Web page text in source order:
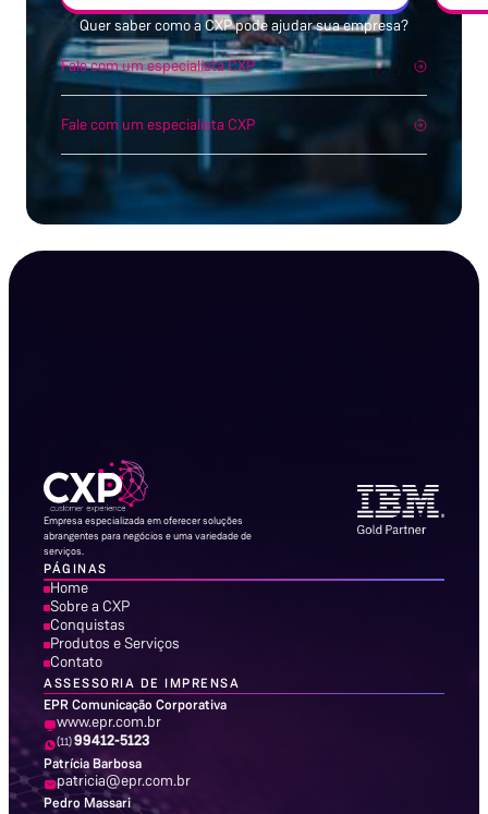
Quer saber como a CXP pode ajudar sua empresa?
Fale com um especialista CXP
Fale com um especialista CXP
Empresa especializada em oferecer soluções
abrangentes para negócios e uma variedade de
serviços.
PÁGINAS
Home
Sobre a CXP
Conquistas
Produtos e Serviços
Contato
ASSESSORIA DE IMPRENSA
EPR Comunicação Corporativa
www.epr.com.br
(11)99412-5123
Patrícia Barbosa
patricia@epr.com.br
Pedro Massari